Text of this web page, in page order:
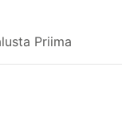
Priima